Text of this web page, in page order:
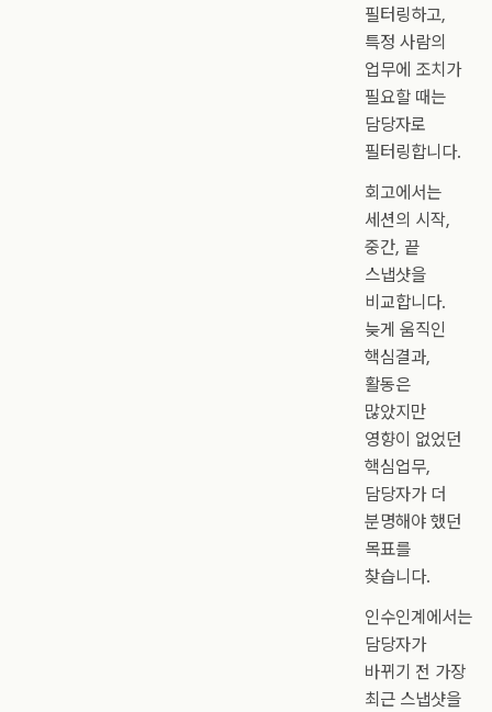
필터링하고,
특정 사람의
업무에 조치가
필요할 때는
담당자로
필터링합니다.
회고에서는
세션의 시작,
중간, 끝
스냅샷을
비교합니다.
늦게 움직인
핵심결과,
활동은
많았지만
영향이 없었던
핵심업무,
담당자가 더
분명해야 했던
목표를
찾습니다.
인수인계에서는
담당자가
바뀌기 전 가장
최근 스냅샷을